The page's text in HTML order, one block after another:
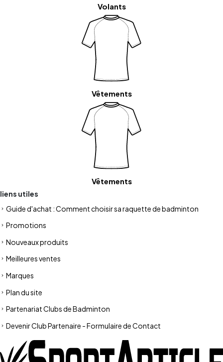
Volants
Vêtements
Vêtements
liens utiles
Guide d'achat : Comment choisir sa raquette de badminton
Promotions
Nouveaux produits
Meilleures ventes
Marques
Plan du site
Partenariat Clubs de Badminton
Devenir Club Partenaire - Formulaire de Contact